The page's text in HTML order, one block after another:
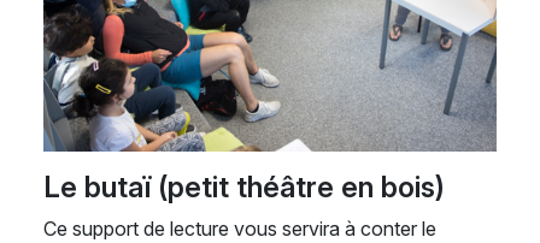
Le butaï (petit théâtre en bois)
Ce support de lecture vous servira à conter le